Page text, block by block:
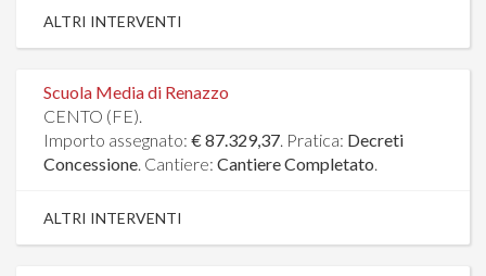
ALTRI INTERVENTI
Scuola Media di Renazzo
CENTO (FE).
Importo assegnato: € 87.329,37. Pratica: Decreti
Concessione. Cantiere: Cantiere Completato.
ALTRI INTERVENTI